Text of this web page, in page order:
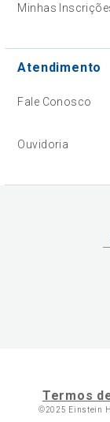
Minhas
Atendimento
Fale Conosco
Ouvidoria
Termos
©2025 Einstein